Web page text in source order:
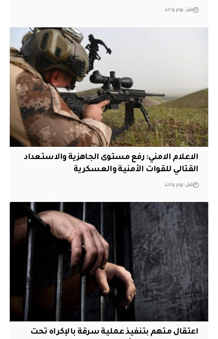
قبل يوم واحد
الاعلام الامني: رفع مستوى الجاهزية والاستعداد
القتالي للقوات الأمنية والعسكرية
قبل يوم واحد
اعتقال متهم بتنفيذ عملية سرقة بالإكراه تحت